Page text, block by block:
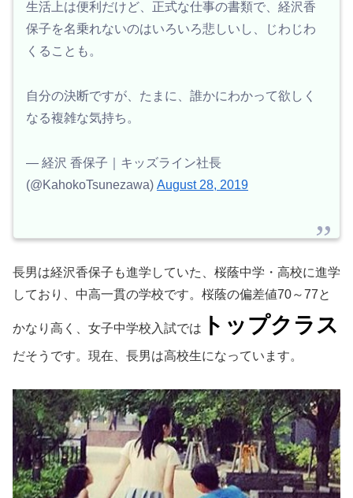
生活上は便利だけど、正式な仕事の書類で、経沢香
保子を名乗れないのはいろいろ悲しいし、じわじわ
くることも。
自分の決断ですが、たまに、誰かにわかって欲しく
なる複雑な気持ち。
— 経沢 香保子｜キッズライン社長
(@KahokoTsunezawa) August 28, 2019
長男は経沢香保子も進学していた、桜蔭中学・高校に進学
しており、中高一貫の学校です。桜蔭の偏差値70～77と
かなり高く、女子中学校入試では トップクラス
だそうです。現在、長男は高校生になっています。